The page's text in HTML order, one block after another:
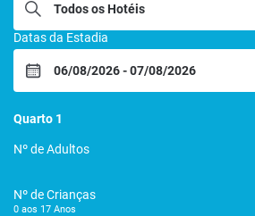
Datas da Estadia
Quarto 1
Nº de Adultos
Nº de Crianças
0 aos 17 Anos